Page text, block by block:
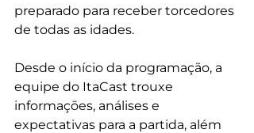
preparado para receber torcedores
de todas as idades.
Desde o início da programação, a
equipe do ItaCast trouxe
informações, análises e
expectativas para a partida, além